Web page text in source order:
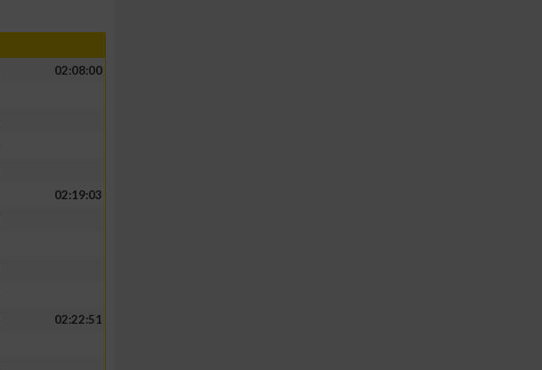
02:08:00
02:19:03
02:22:51